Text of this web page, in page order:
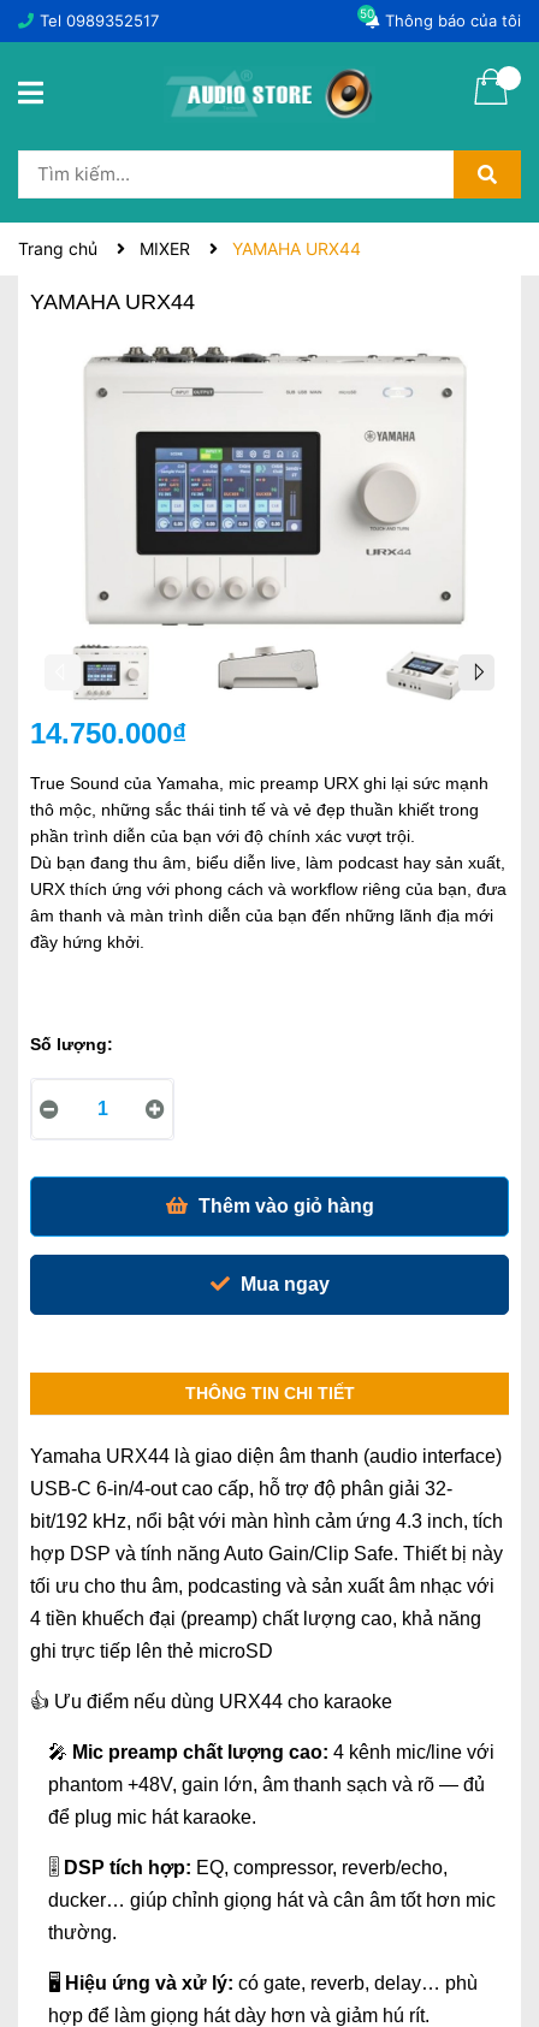
Tel 0989352517 Thông báo của tôi
50
Trang chủ MIXER YAMAHA URX44
YAMAHA URX44
14.750.000₫
True Sound của Yamaha, mic preamp URX ghi lại sức mạnh
thô mộc, những sắc thái tinh tế và vẻ đẹp thuần khiết trong
phần trình diễn của bạn với độ chính xác vượt trội.
Dù bạn đang thu âm, biểu diễn live, làm podcast hay sản xuất,
URX thích ứng với phong cách và workflow riêng của bạn, đưa
âm thanh và màn trình diễn của bạn đến những lãnh địa mới
đầy hứng khởi.
Số lượng:
Thêm vào giỏ hàng
Mua ngay
THÔNG TIN CHI TIẾT
Yamaha URX44 là giao diện âm thanh (audio interface)
USB-C 6-in/4-out cao cấp, hỗ trợ độ phân giải 32-
bit/192 kHz, nổi bật với màn hình cảm ứng 4.3 inch, tích
hợp DSP và tính năng Auto Gain/Clip Safe. Thiết bị này
tối ưu cho thu âm, podcasting và sản xuất âm nhạc với
4 tiền khuếch đại (preamp) chất lượng cao, khả năng
ghi trực tiếp lên thẻ microSD
👍 Ưu điểm nếu dùng URX44 cho karaoke
🎤 Mic preamp chất lượng cao: 4 kênh mic/line với
phantom +48V, gain lớn, âm thanh sạch và rõ — đủ
để plug mic hát karaoke.
🎚 DSP tích hợp: EQ, compressor, reverb/echo,
ducker… giúp chỉnh giọng hát và cân âm tốt hơn mic
thường.
🖥 Hiệu ứng và xử lý: có gate, reverb, delay… phù
hợp để làm giọng hát dày hơn và giảm hú rít.